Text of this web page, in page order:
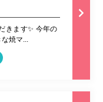
きます✨ 今年の
焼マ...